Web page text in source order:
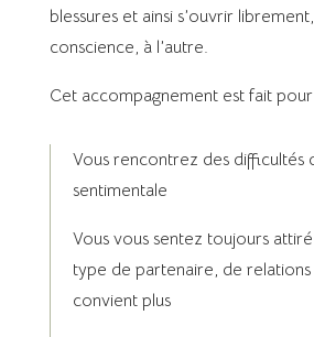
blessures et ainsi s’ouvrir
conscience, à l’autre.
Cet accompagnement est fait pour
Vous rencontrez des difficultés
sentimentale
Vous vous sentez toujours
type de partenaire, de
convient plus